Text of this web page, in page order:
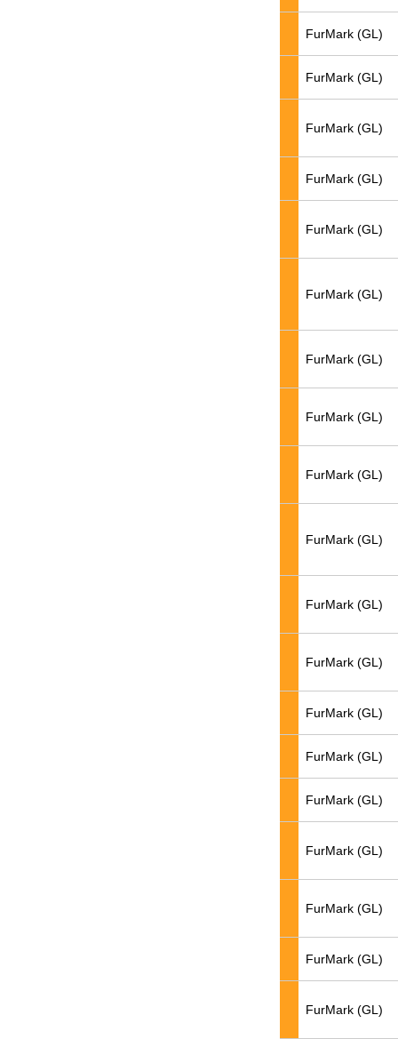
FurMark (GL)
FurMark (GL)
FurMark (GL)
FurMark (GL)
FurMark (GL)
FurMark (GL)
FurMark (GL)
FurMark (GL)
FurMark (GL)
FurMark (GL)
FurMark (GL)
FurMark (GL)
FurMark (GL)
FurMark (GL)
FurMark (GL)
FurMark (GL)
FurMark (GL)
FurMark (GL)
FurMark (GL)